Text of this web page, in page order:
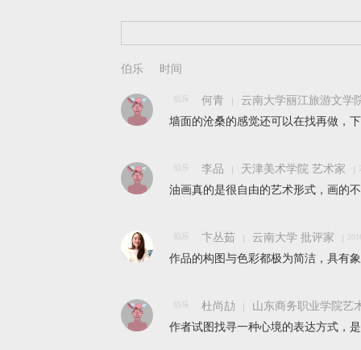
伯乐 何青
云南大学丽江旅游文学
墙面的沧桑的感觉还可以在找再做，
伯乐 李品 天津美术学院 艺术家
油画真的是很自由的艺术形式，画的
伯乐 卞丛茹 云南大学 批评家
作品的构图与色彩都极为简洁，具有
伯乐 杜尚劼
山东商务职业学院艺
作者试图找寻一种心境的表达方式，